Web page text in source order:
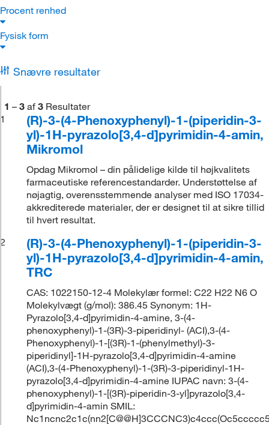
Procent renhed
Fysisk form
Snævre resultater
1 – 3 af 3 Resultater
1
(R)-3-(4-Phenoxyphenyl)-1-(piperidin-3-
yl)-1H-pyrazolo[3,4-d]pyrimidin-4-amin,
Mikromol
Opdag Mikromol – din pålidelige kilde til højkvalitets
farmaceutiske referencestandarder. Understøttelse af
nøjagtig, overensstemmende analyser med ISO 17034-
akkrediterede materialer, der er designet til at sikre tillid
til hvert resultat.
2
(R)-3-(4-Phenoxyphenyl)-1-(piperidin-3-
yl)-1H-pyrazolo[3,4-d]pyrimidin-4-amin,
TRC
CAS: 1022150-12-4 Molekylær formel: C22 H22 N6 O
Molekylvægt (g/mol): 386.45 Synonym: 1H-
Pyrazolo[3,4-d]pyrimidin-4-amine, 3-(4-
phenoxyphenyl)-1-(3R)-3-piperidinyl- (ACI),3-(4-
Phenoxyphenyl)-1-[(3R)-1-(phenylmethyl)-3-
piperidinyl]-1H-pyrazolo[3,4-d]pyrimidin-4-amine
(ACI),3-(4-Phenoxyphenyl)-1-(3R)-3-piperidinyl-1H-
pyrazolo[3,4-d]pyrimidin-4-amine IUPAC navn: 3-(4-
phenoxyphenyl)-1-[(3R)-piperidin-3-yl]pyrazolo[3,4-
d]pyrimidin-4-amin SMIL: